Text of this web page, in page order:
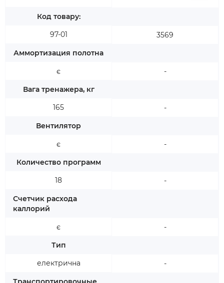
Код товару:
97-01
Аммортизация полотна
є
Вага тренажера, кг
165
Вентилятор
є
Количество программ
18
Счетчик расхода
каллорий
є
Тип
електрична
3569
-
-
-
-
-
-